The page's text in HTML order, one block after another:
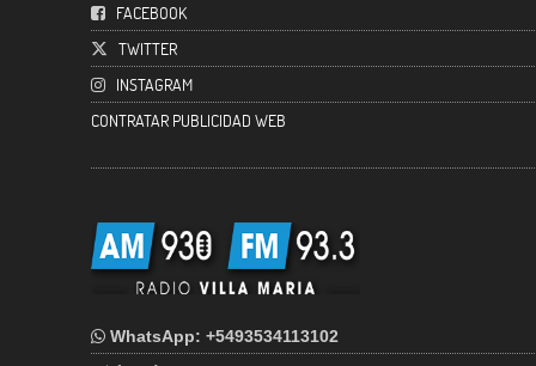
FACEBOOK
TWITTER
INSTAGRAM
CONTRATAR PUBLICIDAD WEB
WhatsApp: +5493534113102